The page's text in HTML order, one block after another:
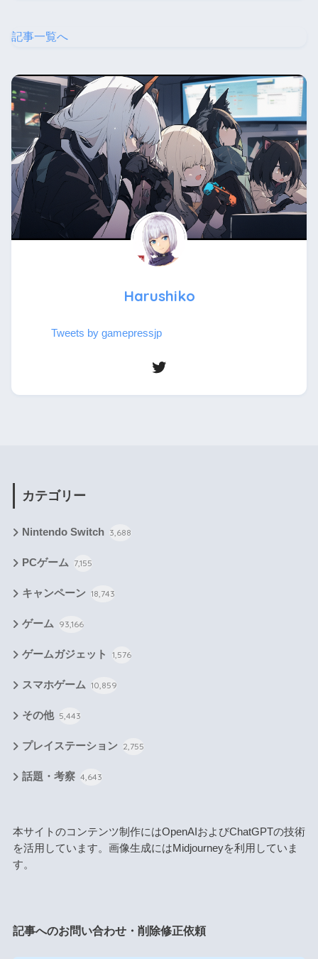
記事一覧へ
Harushiko
Tweets by gamepressjp
カテゴリー
Nintendo Switch 3,688
PCゲーム 7,155
キャンペーン 18,743
ゲーム 93,166
ゲームガジェット 1,576
スマホゲーム 10,859
その他 5,443
プレイステーション 2,755
話題・考察 4,643
本サイトのコンテンツ制作にはOpenAIおよびChatGPTの技術
を活用しています。画像生成にはMidjourneyを利用していま
す。
記事へのお問い合わせ・削除修正依頼